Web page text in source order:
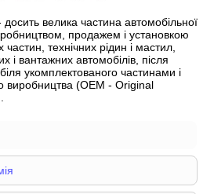
велика частина автомобільної
продажем і установкою
технічних рідин і мастил,
і вантажних автомобілів, після
укомплектованого частинами і
виробництва (OEM - Original